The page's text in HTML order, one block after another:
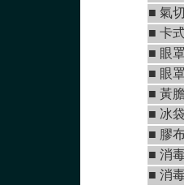
■ 氣
■ 卡
■ 眼
■ 眼
■ 黃
■ 冰
■ 膠
■ 消
■ 消